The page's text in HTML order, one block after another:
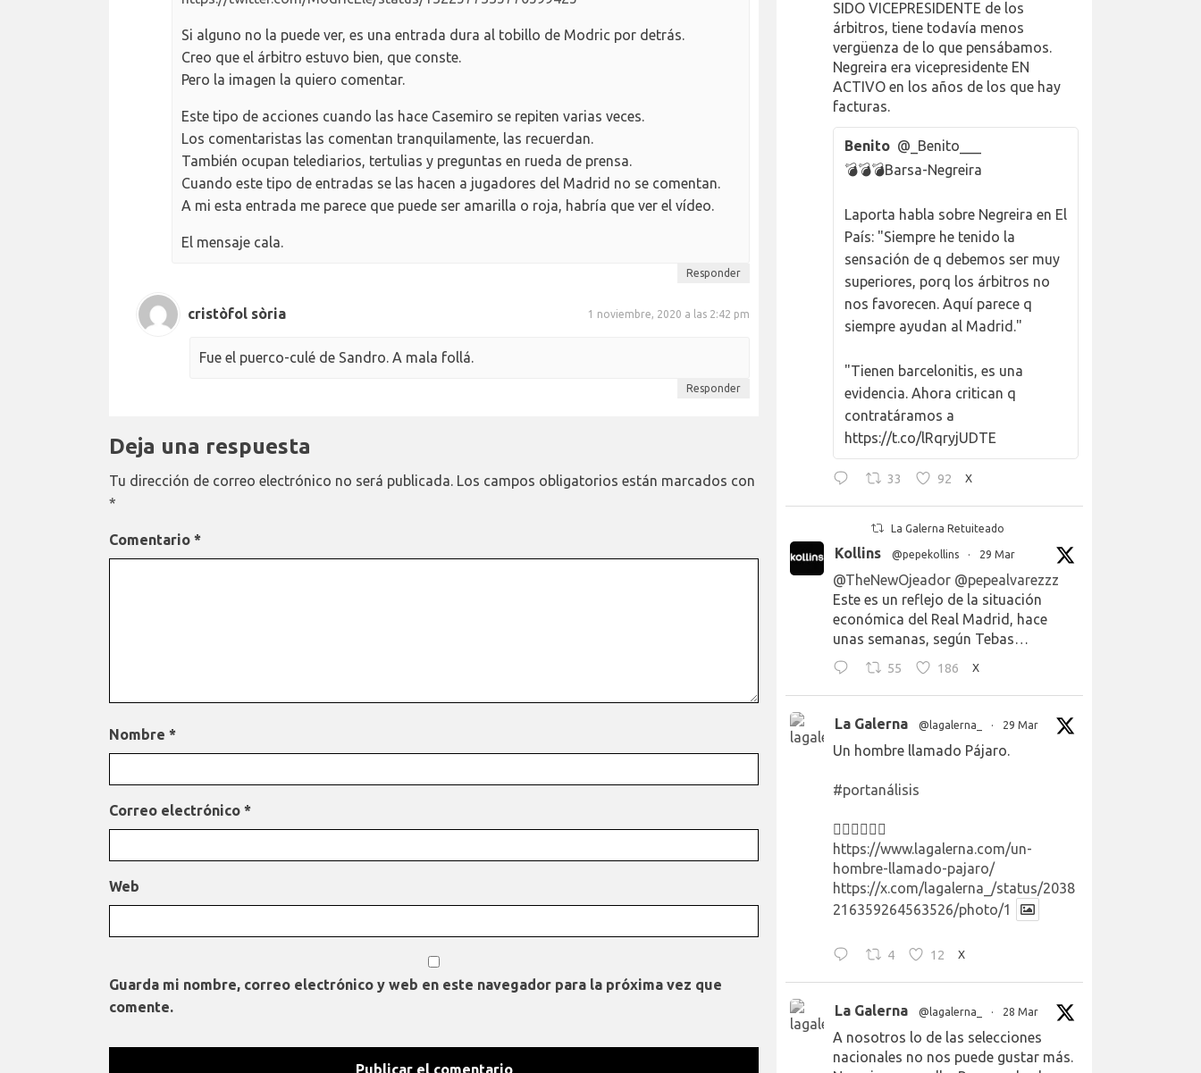
Si alguno no la puede ver, es una entrada dura al tobillo de Modric por detrás.
Creo que el árbitro estuvo bien, que conste.
Pero la imagen la quiero comentar.
Este tipo de acciones cuando las hace Casemiro se repiten varias veces.
Los comentaristas las comentan tranquilamente, las recuerdan.
También ocupan telediarios, tertulias y preguntas en rueda de prensa.
Cuando este tipo de entradas se las hacen a jugadores del Madrid no se comentan.
A mi esta entrada me parece que puede ser amarilla o roja, habría que ver el vídeo.
El mensaje cala.
Responder
cristòfol sòria 1 noviembre, 2020 a las 2:42 pm
Fue el puerco-culé de Sandro. A mala follá.
Responder
Deja una respuesta
Tu dirección de correo electrónico no será publicada. Los campos obligatorios están marcados con
*
Comentario *
Nombre *
Correo electrónico *
Web
Guarda mi nombre, correo electrónico y web en este navegador para la próxima vez que
comente.
SIDO VICEPRESIDENTE de los
árbitros, tiene todavía menos
vergüenza de lo que pensábamos.
Negreira era vicepresidente EN
ACTIVO en los años de los que hay
facturas.
Benito @_Benito___
💣💣💣Barsa-Negreira
Laporta habla sobre Negreira en El
País: "Siempre he tenido la
sensación de q debemos ser muy
superiores, porq los árbitros no
nos favorecen. Aquí parece q
siempre ayudan al Madrid."
"Tienen barcelonitis, es una
evidencia. Ahora critican q
contratáramos a
https://t.co/lRqryjUDTE
33 92 X
La Galerna Retuiteado
Kollins @pepekollins · 29 Mar
@TheNewOjeador @pepealvarezzz
Este es un reflejo de la situación
económica del Real Madrid, hace
unas semanas, según Tebas…
55 186 X
La Galerna @lagalerna_ · 29 Mar
Un hombre llamado Pájaro.
#portanálisis
👉🏻👉🏻👉🏻
https://www.lagalerna.com/un-
hombre-llamado-pajaro/
https://x.com/lagalerna_/status/2038
216359264563526/photo/1
4 12 X
La Galerna @lagalerna_ · 28 Mar
A nosotros lo de las selecciones
nacionales no nos puede gustar más.